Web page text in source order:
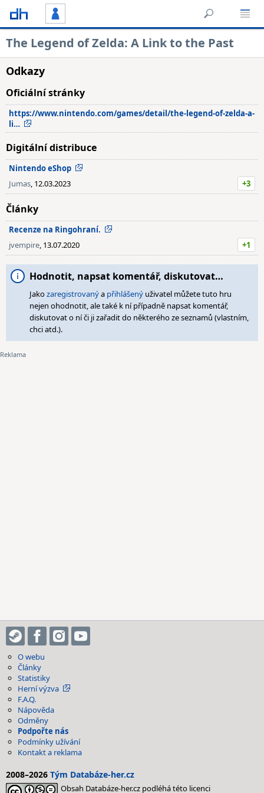
The Legend of Zelda: A Link to the Past
Odkazy
Oficiální stránky
https://www.nintendo.com/games/detail/the-legend-of-zelda-a-
li…
Digitální distribuce
Nintendo eShop
Jumas, 12.03.2023 +3
Články
Recenze na Ringohraní.
jvempire, 13.07.2020 +1
Hodnotit, napsat komentář, diskutovat…
Jakozaregistrovanýa přihlášený uživatel můžete tuto hru
nejen ohodnotit, ale také k ní případně napsat komentář,
diskutovat o ní či ji zařadit do některého ze seznamů (vlastním,
chci atd.).
O webu
Články
Statistiky
Herní výzva
F.A.Q.
Nápověda
Odměny
Podpořte nás
Podmínky užívání
Kontakt a reklama
2008–2026 Tým Databáze-her.cz
Obsah Databáze-her.cz podléhá této licenci